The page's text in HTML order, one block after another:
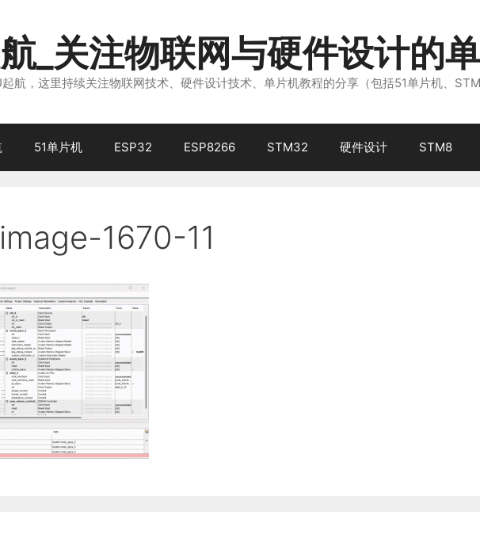
_关注物联网与硬件设计的
航，这里持续关注物联网技术、硬件设计技术、单片机教程的分享（包括51单片机、
51单片机 ESP32 ESP8266 STM32 硬件设计 STM8
1670-11